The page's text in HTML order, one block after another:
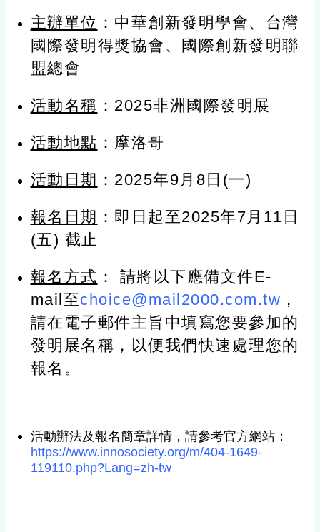
主辦單位 ：中華創新發明學會、台灣
國際發明得獎協會、國際創新發明聯
盟總會
活動名稱 ：2025非洲國際發明展
活動地點 ：摩洛哥
活動日期 ：2025年9月8日(一)
報名日期 ：即日起至2025年7月11日
(五) 截止
報名方式 ： 請將以下應備文件E-
mail至choice@mail2000.com.tw ，
請在電子郵件主旨中填寫您要參加的
發明展名稱，以便我們快速處理您的
報名。
活動辦法及報名簡章詳情，請參考官方網站：
https://www.innosociety.org/m/404-1649-
119110.php?Lang=zh-tw